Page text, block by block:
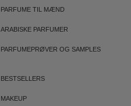
PARFUME TIL MÆND
ARABISKE PARFUMER
PARFUMEPRØVER OG SAMPLES
BESTSELLERS
MAKEUP